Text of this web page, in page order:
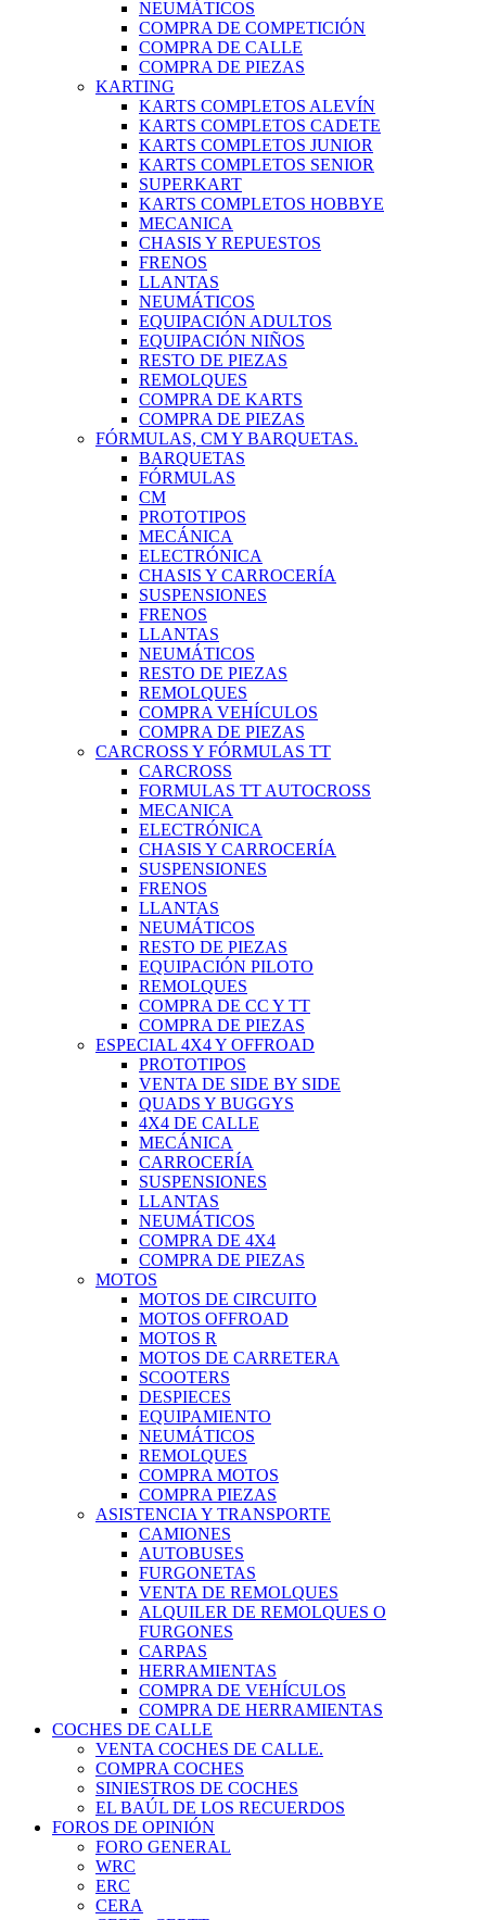
NEUMÁTICOS
COMPRA DE COMPETICIÓN
COMPRA DE CALLE
COMPRA DE PIEZAS
KARTING
KARTS COMPLETOS ALEVÍN
KARTS COMPLETOS CADETE
KARTS COMPLETOS JUNIOR
KARTS COMPLETOS SENIOR
SUPERKART
KARTS COMPLETOS HOBBYE
MECANICA
CHASIS Y REPUESTOS
FRENOS
LLANTAS
NEUMÁTICOS
EQUIPACIÓN ADULTOS
EQUIPACIÓN NIÑOS
RESTO DE PIEZAS
REMOLQUES
COMPRA DE KARTS
COMPRA DE PIEZAS
FÓRMULAS, CM Y BARQUETAS.
BARQUETAS
FÓRMULAS
CM
PROTOTIPOS
MECÁNICA
ELECTRÓNICA
CHASIS Y CARROCERÍA
SUSPENSIONES
FRENOS
LLANTAS
NEUMÁTICOS
RESTO DE PIEZAS
REMOLQUES
COMPRA VEHÍCULOS
COMPRA DE PIEZAS
CARCROSS Y FÓRMULAS TT
CARCROSS
FORMULAS TT AUTOCROSS
MECANICA
ELECTRÓNICA
CHASIS Y CARROCERÍA
SUSPENSIONES
FRENOS
LLANTAS
NEUMÁTICOS
RESTO DE PIEZAS
EQUIPACIÓN PILOTO
REMOLQUES
COMPRA DE CC Y TT
COMPRA DE PIEZAS
ESPECIAL 4X4 Y OFFROAD
PROTOTIPOS
VENTA DE SIDE BY SIDE
QUADS Y BUGGYS
4X4 DE CALLE
MECÁNICA
CARROCERÍA
SUSPENSIONES
LLANTAS
NEUMÁTICOS
COMPRA DE 4X4
COMPRA DE PIEZAS
MOTOS
MOTOS DE CIRCUITO
MOTOS OFFROAD
MOTOS R
MOTOS DE CARRETERA
SCOOTERS
DESPIECES
EQUIPAMIENTO
NEUMÁTICOS
REMOLQUES
COMPRA MOTOS
COMPRA PIEZAS
ASISTENCIA Y TRANSPORTE
CAMIONES
AUTOBUSES
FURGONETAS
VENTA DE REMOLQUES
ALQUILER DE REMOLQUES O
FURGONES
CARPAS
HERRAMIENTAS
COMPRA DE VEHÍCULOS
COMPRA DE HERRAMIENTAS
COCHES DE CALLE
VENTA COCHES DE CALLE.
COMPRA COCHES
SINIESTROS DE COCHES
EL BAÚL DE LOS RECUERDOS
FOROS DE OPINIÓN
FORO GENERAL
WRC
ERC
CERA